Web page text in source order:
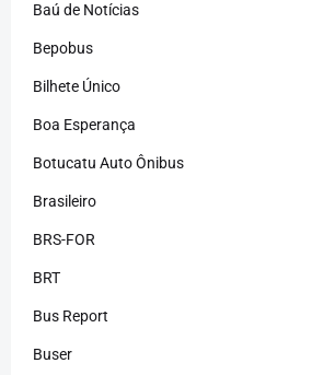
Baú de Notícias
Bepobus
Bilhete Único
Boa Esperança
Botucatu Auto Ônibus
Brasileiro
BRS-FOR
BRT
Bus Report
Buser